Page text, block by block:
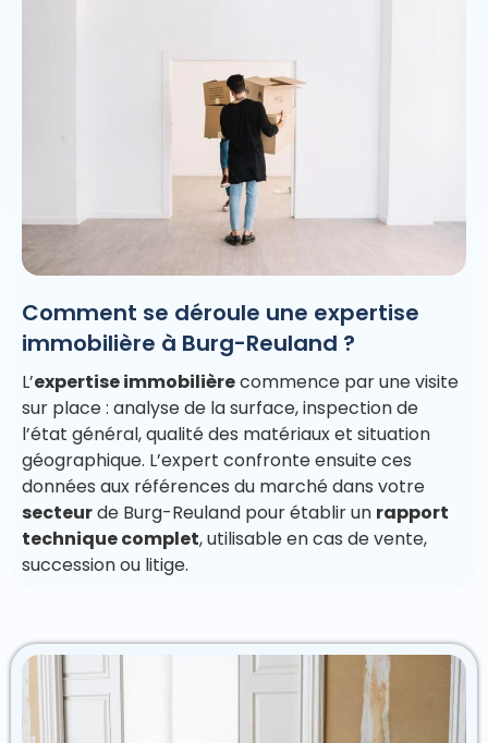
Comment se déroule une expertise
immobilière à Burg-Reuland ?
L’expertise immobilièrecommence par une visite
sur place : analyse de la surface, inspection de
l’état général, qualité des matériaux et situation
géographique. L’expert confronte ensuite ces
données aux références du marché dans votre
secteurde Burg-Reuland pour établir un rapport
technique complet, utilisable en cas de vente,
succession ou litige.